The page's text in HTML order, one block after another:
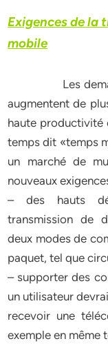
Exigences de la
mobile
Les
augmentent de
haute productivité
temps dit «temps
un marché de
nouveaux
– des hauts
transmission de
deux modes de
paquet, tel que
– supporter des
un utilisateur
recevoir une
exemple en même